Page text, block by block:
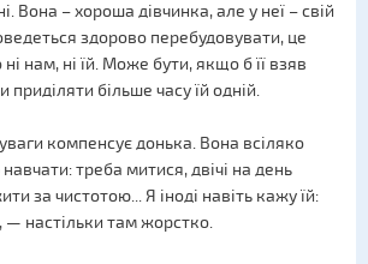
Вона – хороша дівчинка, але у неї – свій
здорово перебудовувати, це
нам, ні їй. Може бути, якщо б її взяв
приділяти більше часу їй одній.
компенсує донька. Вона всіляко
треба митися, двічі на день
за чистотою... Я іноді навіть кажу їй:
— настільки там жорстко.